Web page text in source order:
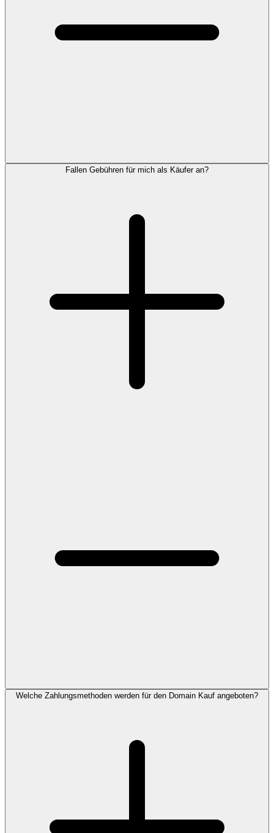
Fallen Gebühren für mich als Käufer an?
Welche Zahlungsmethoden werden für den Domain Kauf angeboten?